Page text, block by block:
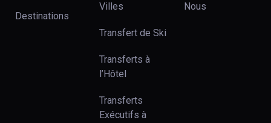
Destinations
Villes
Transfert de Ski
Transferts à
l’Hôtel
Transferts
Exécutifs à
Nous